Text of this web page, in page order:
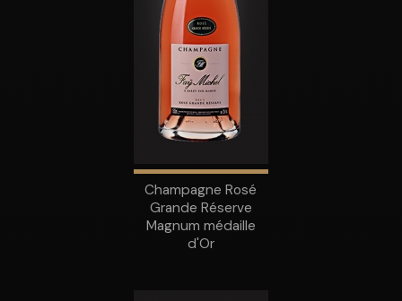
Champagne Rosé
Grande Réserve
Magnum médaille
d'Or